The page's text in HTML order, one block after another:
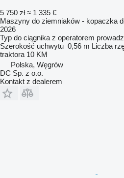
5 750 zł ≈ 1 335 €
Maszyny do ziemniaków - kopaczka
2026
Typ do ciągnika z operatorem
Szerokość uchwytu 0,56 m Liczba
traktora 10 KM
Polska, Węgrów
DC Sp. z o.o.
Kontakt z dealerem